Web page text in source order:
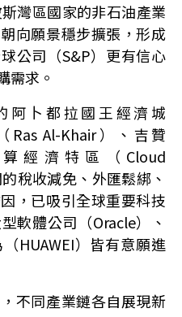
灣區國家的非石油產業
向願景穩步擴張，形成
公司（S&P）更有信心
需求。
阿卜都拉國王經濟城
Ras Al-Khair）、吉贊
經濟特區（Cloud
稅收減免、外匯鬆綁、
，已吸引全球重要科技
軟體公司（Oracle）、
HUAWEI）皆有意願進
不同產業鏈各自展現新